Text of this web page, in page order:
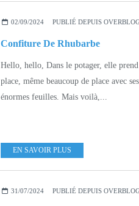
02/09/2024 PUBLIÉ DEPUIS
Confiture De Rhubarbe
Hello, hello, Dans le potager, elle
place, même beaucoup de place avec ses
énormes feuilles. Mais voilà,...
EN SAVOIR PLUS
31/07/2024 PUBLIÉ DEPUIS